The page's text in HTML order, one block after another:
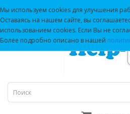
Мы используем cookies для улучшения
Оставаясь на нашем сайте, вы
использованием cookies. Если Вы не
Более подробно описано в нашей